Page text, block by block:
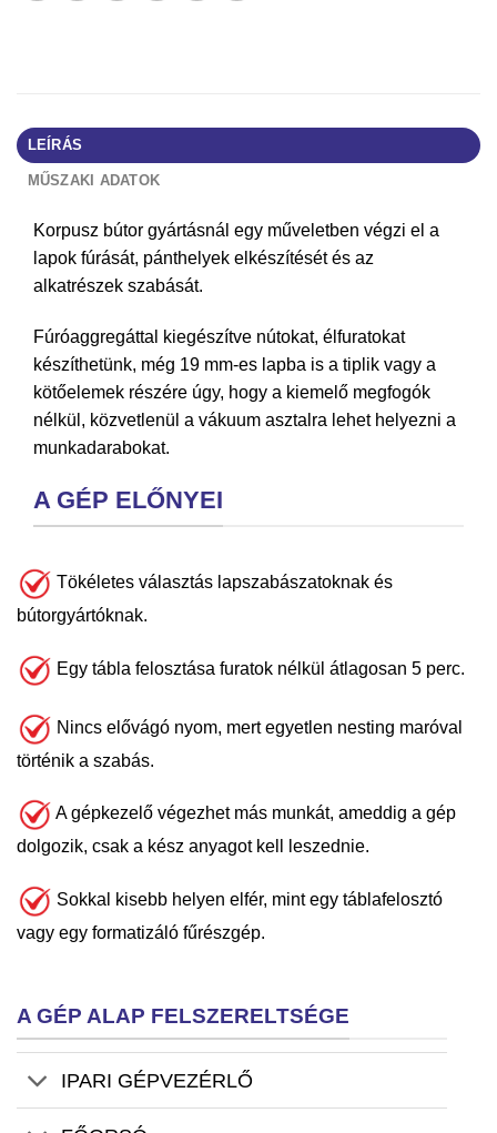
LEÍRÁS
MŰSZAKI ADATOK
Korpusz bútor gyártásnál egy műveletben végzi el a
lapok fúrását, pánthelyek elkészítését és az
alkatrészek szabását.
Fúróaggregáttal kiegészítve nútokat, élfuratokat
készíthetünk, még 19 mm-es lapba is a tiplik vagy a
kötőelemek részére úgy, hogy a kiemelő megfogók
nélkül, közvetlenül a vákuum asztalra lehet helyezni a
munkadarabokat.
A GÉP ELŐNYEI
Tökéletes választás lapszabászatoknak és
bútorgyártóknak.
Egy tábla felosztása furatok nélkül átlagosan 5 perc.
Nincs elővágó nyom, mert egyetlen nesting maróval
történik a szabás.
A gépkezelő végezhet más munkát, ameddig a gép
dolgozik, csak a kész anyagot kell leszednie.
Sokkal kisebb helyen elfér, mint egy táblafelosztó
vagy egy formatizáló fűrészgép.
A GÉP ALAP FELSZERELTSÉGE
IPARI GÉPVEZÉRLŐ